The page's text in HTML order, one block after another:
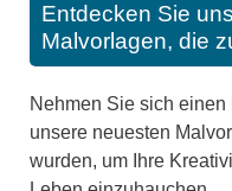
Entdecken Sie
Malvorlagen, die
Nehmen Sie sich
unsere neuesten
wurden, um Ihre